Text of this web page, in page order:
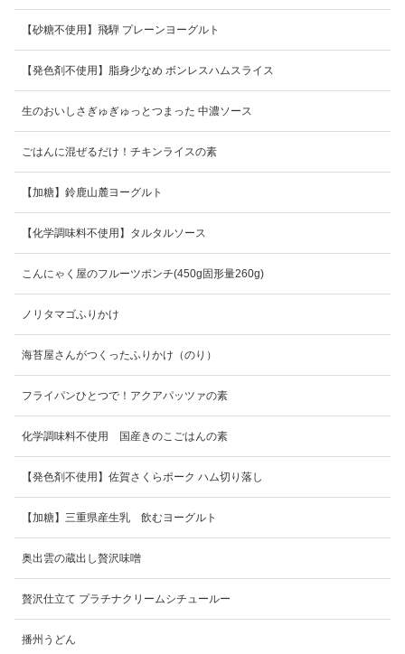
【砂糖不使用】飛騨 プレーンヨーグルト
【発色剤不使用】脂身少なめ ボンレスハムスライス
生のおいしさぎゅぎゅっとつまった 中濃ソース
ごはんに混ぜるだけ！チキンライスの素
【加糖】鈴鹿山麓ヨーグルト
【化学調味料不使用】タルタルソース
こんにゃく屋のフルーツポンチ(450g固形量260g)
ノリタマゴふりかけ
海苔屋さんがつくったふりかけ（のり）
フライパンひとつで！アクアパッツァの素
化学調味料不使用 国産きのこごはんの素
【発色剤不使用】佐賀さくらポーク ハム切り落し
【加糖】三重県産生乳 飲むヨーグルト
奥出雲の蔵出し贅沢味噌
贅沢仕立て プラチナクリームシチュールー
播州うどん